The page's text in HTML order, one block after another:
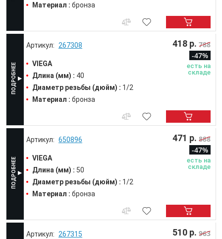
Материал : бронза
267308
VIEGA
Длина (мм) : 40
Диаметр резьбы (дюйм) : 1/2
Материал : бронза
418 р. 788
-47%
есть на
складе
650896
VIEGA
Длина (мм) : 50
Диаметр резьбы (дюйм) : 1/2
Материал : бронза
471 р. 888
-47%
есть на
складе
267315 510 р. 963